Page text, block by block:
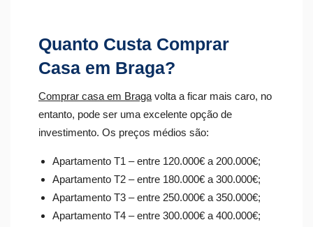
Quanto Custa Comprar
Casa em Braga?
Comprar casa em Braga volta a ficar mais caro, no
entanto, pode ser uma excelente opção de
investimento. Os preços médios são:
Apartamento T1 – entre 120.000€ a 200.000€;
Apartamento T2 – entre 180.000€ a 300.000€;
Apartamento T3 – entre 250.000€ a 350.000€;
Apartamento T4 – entre 300.000€ a 400.000€;